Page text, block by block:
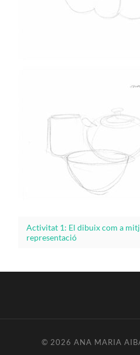
Activitat 1: El dibuix com a
representació
© 2026 ANA MARIA